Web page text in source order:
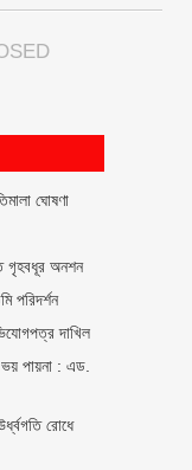
ঘোষণা
গৃহবধূর অনশন
পরিদর্শন
দাখিল
পায়না : এড.
রোধে